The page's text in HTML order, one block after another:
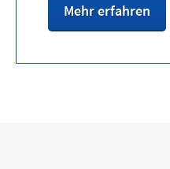
Mehr erfahren